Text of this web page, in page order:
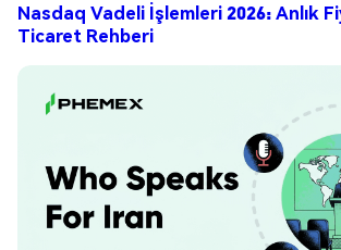
Nasdaq Vadeli İşlemleri 2026: Anlık
Ticaret Rehberi